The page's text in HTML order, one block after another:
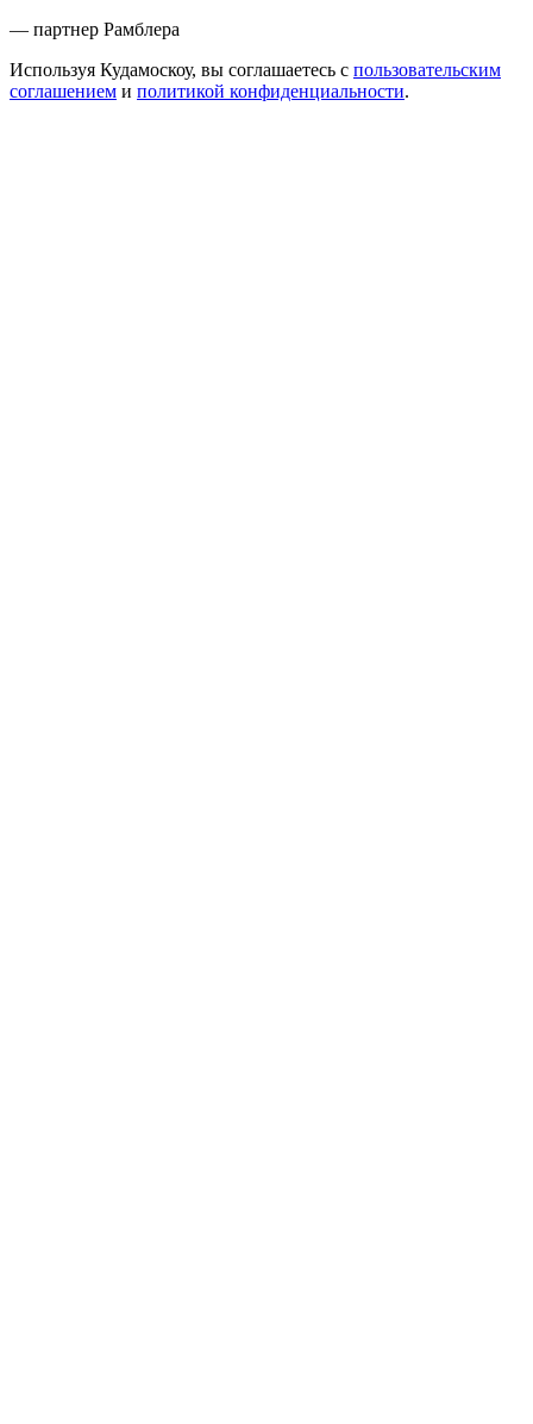
— партнер Рамблера
Используя Кудамоскоу, вы соглашаетесь с пользовательским
соглашением и политикой конфиденциальности.